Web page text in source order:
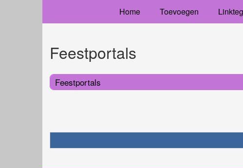
Home Toevoegen
Feestportals
Feestportals